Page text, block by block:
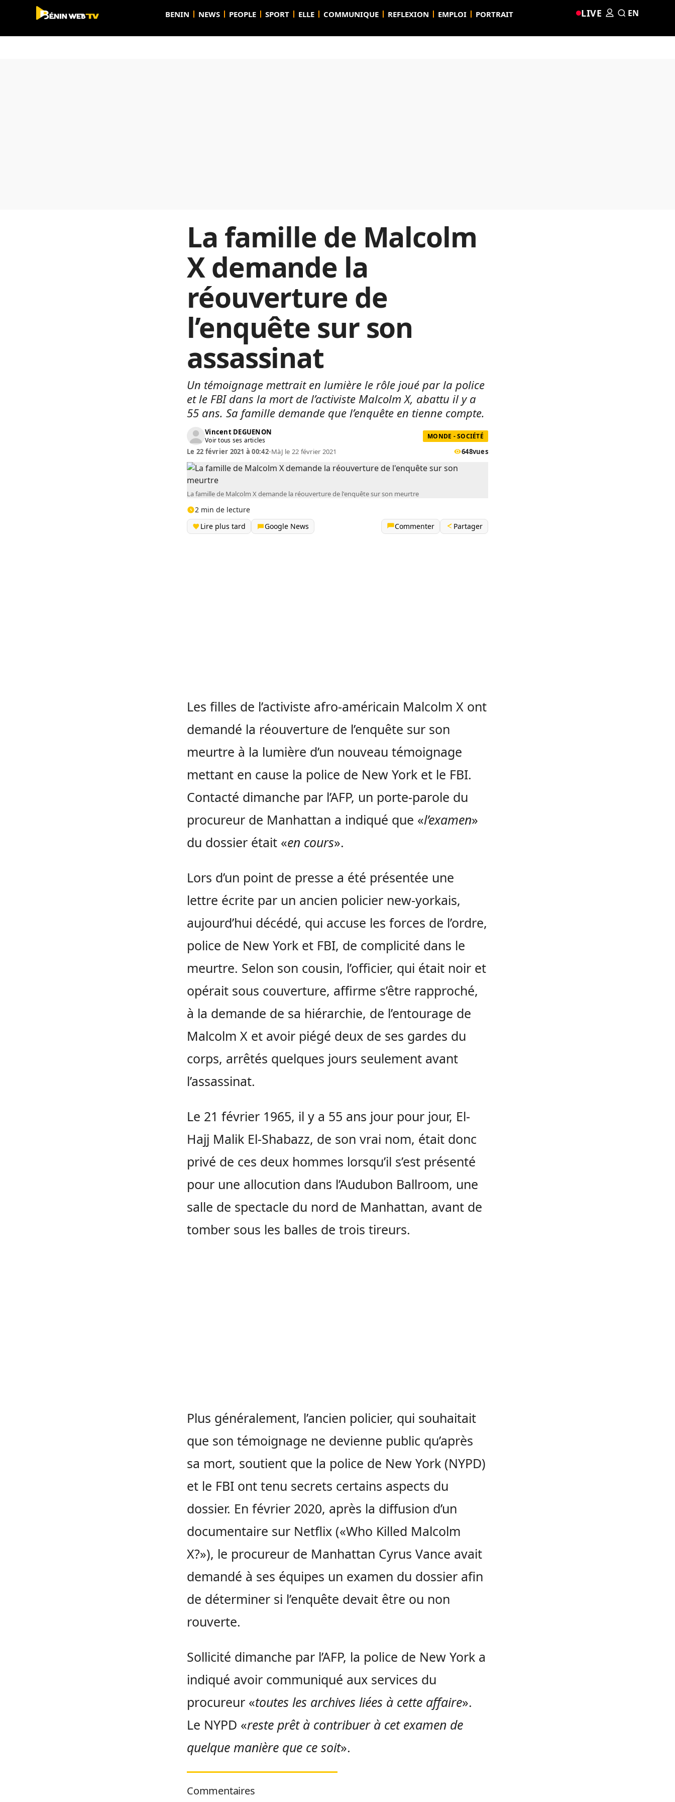
BENIN NEWS PEOPLE SPORT ELLE COMMUNIQUE REFLEXION EMPLOI PORTRAIT LIVE EN
La famille de Malcolm
X demande la
réouverture de
l’enquête sur son
assassinat
Un témoignage mettrait en lumière le rôle joué par la police
et le FBI dans la mort de l’activiste Malcolm X, abattu il y a
55 ans. Sa famille demande que l’enquête en tienne compte.
Vincent DEGUENON
Voir tous ses articles MONDE - SOCIÉTÉ
Le 22 février 2021 à 00:42•MàJ le 22 février 2021 648vues
La famille de Malcolm X demande la réouverture de l'enquête sur son meurtre
2 min de lecture
Lire plus tard
Google News Commenter Partager
Les filles de l’activiste afro-américain Malcolm X ont
demandé la réouverture de l’enquête sur son
meurtre à la lumière d’un nouveau témoignage
mettant en cause la police de New York et le FBI.
Contacté dimanche par l’AFP, un porte-parole du
procureur de Manhattan a indiqué que «l’examen»
du dossier était «en cours».
Lors d’un point de presse a été présentée une
lettre écrite par un ancien policier new-yorkais,
aujourd’hui décédé, qui accuse les forces de l’ordre,
police de New York et FBI, de complicité dans le
meurtre. Selon son cousin, l’officier, qui était noir et
opérait sous couverture, affirme s’être rapproché,
à la demande de sa hiérarchie, de l’entourage de
Malcolm X et avoir piégé deux de ses gardes du
corps, arrêtés quelques jours seulement avant
l’assassinat.
Le 21 février 1965, il y a 55 ans jour pour jour, El-
Hajj Malik El-Shabazz, de son vrai nom, était donc
privé de ces deux hommes lorsqu’il s’est présenté
pour une allocution dans l’Audubon Ballroom, une
salle de spectacle du nord de Manhattan, avant de
tomber sous les balles de trois tireurs.
Plus généralement, l’ancien policier, qui souhaitait
que son témoignage ne devienne public qu’après
sa mort, soutient que la police de New York (NYPD)
et le FBI ont tenu secrets certains aspects du
dossier. En février 2020, après la diffusion d’un
documentaire sur Netflix («Who Killed Malcolm
X?»), le procureur de Manhattan Cyrus Vance avait
demandé à ses équipes un examen du dossier afin
de déterminer si l’enquête devait être ou non
rouverte.
Sollicité dimanche par l’AFP, la police de New York a
indiqué avoir communiqué aux services du
procureur «toutes les archives liées à cette affaire».
Le NYPD «reste prêt à contribuer à cet examen de
quelque manière que ce soit».
Commentaires